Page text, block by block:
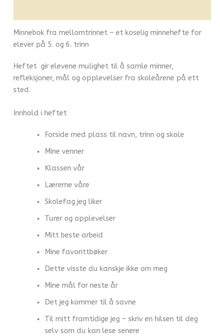
Minnebok fra mellomtrinnet – et koselig minnehefte for
elever på 5. og 6. trinn
Heftet gir elevene mulighet til å samle minner,
refleksjoner, mål og opplevelser fra skoleårene på ett
sted.
Innhold i heftet
Forside med plass til navn, trinn og skole
Mine venner
Klassen vår
Lærerne våre
Skolefag jeg liker
Turer og opplevelser
Mitt beste arbeid
Mine favorittbøker
Dette visste du kanskje ikke om meg
Mine mål for neste år
Det jeg kommer til å savne
Til mitt framtidige jeg – skriv en hilsen til deg
selv som du kan lese senere